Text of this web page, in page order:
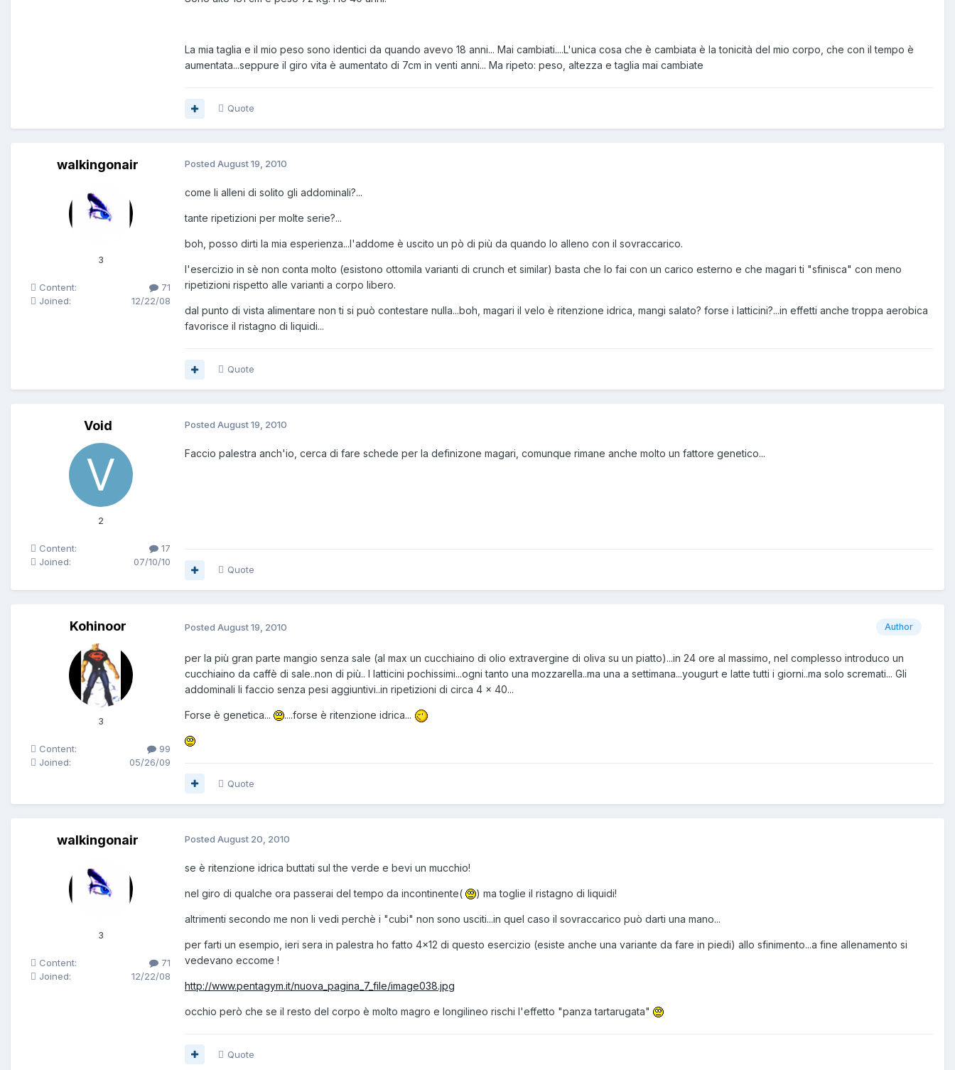
La mia taglia e il mio peso sono identici da quando avevo 18 anni... Mai cambiati....L'unica cosa che è cambiata è la tonicità del mio corpo, che con il tempo è
aumentata...seppure il giro vita è aumentato di 7cm in venti anni... Ma ripeto: peso, altezza e taglia mai cambiate
Quote
walkingonair
3
Content:
71
Joined:
12/22/08
Posted August 19, 2010
come li alleni di solito gli addominali?...
tante ripetizioni per molte serie?...
boh, posso dirti la mia esperienza...l'addome è uscito un pò di più da quando lo alleno con il sovraccarico.
l'esercizio in sè non conta molto (esistono ottomila varianti di crunch et similar) basta che lo fai con un carico esterno e che magari ti "sfinisca" con meno
ripetizioni rispetto alle varianti a corpo libero.
dal punto di vista alimentare non ti si può contestare nulla...boh, magari il velo è ritenzione idrica, mangi salato? forse i latticini?...in effetti anche troppa aerobica
favorisce il ristagno di liquidi...
Quote
Void
2
Content:
17
Joined:
07/10/10
Posted August 19, 2010
Faccio palestra anch'io, cerca di fare schede per la definizone magari, comunque rimane anche molto un fattore genetico...
Quote
Kohinoor
3
Content:
99
Joined:
05/26/09
Author
Posted August 19, 2010
per la più gran parte mangio senza sale (al max un cucchiaino di olio extravergine di oliva su un piatto)...in 24 ore al massimo, nel complesso introduco un
cucchiaino da caffè di sale..non di più.. I latticini pochissimi...ogni tanto una mozzarella..ma una a settimana...yougurt e latte tutti i giorni..ma solo scremati... Gli
addominali li faccio senza pesi aggiuntivi..in ripetizioni di circa 4 x 40...
Forse è genetica... ....forse è ritenzione idrica...
Quote
walkingonair
3
Content:
71
Joined:
12/22/08
Posted August 20, 2010
se è ritenzione idrica buttati sul the verde e bevi un mucchio!
nel giro di qualche ora passerai del tempo da incontinente( ) ma toglie il ristagno di liquidi!
altrimenti secondo me non li vedi perchè i "cubi" non sono usciti...in quel caso il sovraccarico può darti una mano...
per farti un esempio, ieri sera in palestra ho fatto 4x12 di questo esercizio (esiste anche una variante da fare in piedi) allo sfinimento...a fine allenamento si
vedevano eccome !
http://www.pentagym.it/nuova_pagina_7_file/image038.jpg
occhio però che se il resto del corpo è molto magro e longilineo rischi l'effetto "panza tartarugata"
Quote